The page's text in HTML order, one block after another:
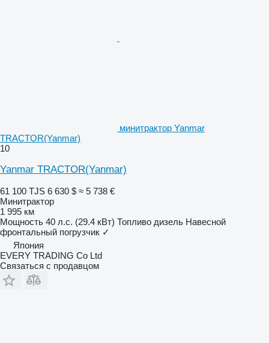
минитрактор Yanmar
TRACTOR(Yanmar)
10
Yanmar TRACTOR(Yanmar)
61 100 TJS 6 630 $ ≈ 5 738 €
Минитрактор
1 995 км
Мощность 40 л.с. (29.4 кВт) Топливо дизель Навесной
фронтальный погрузчик ✓
Япония
EVERY TRADING Co Ltd
Связаться с продавцом